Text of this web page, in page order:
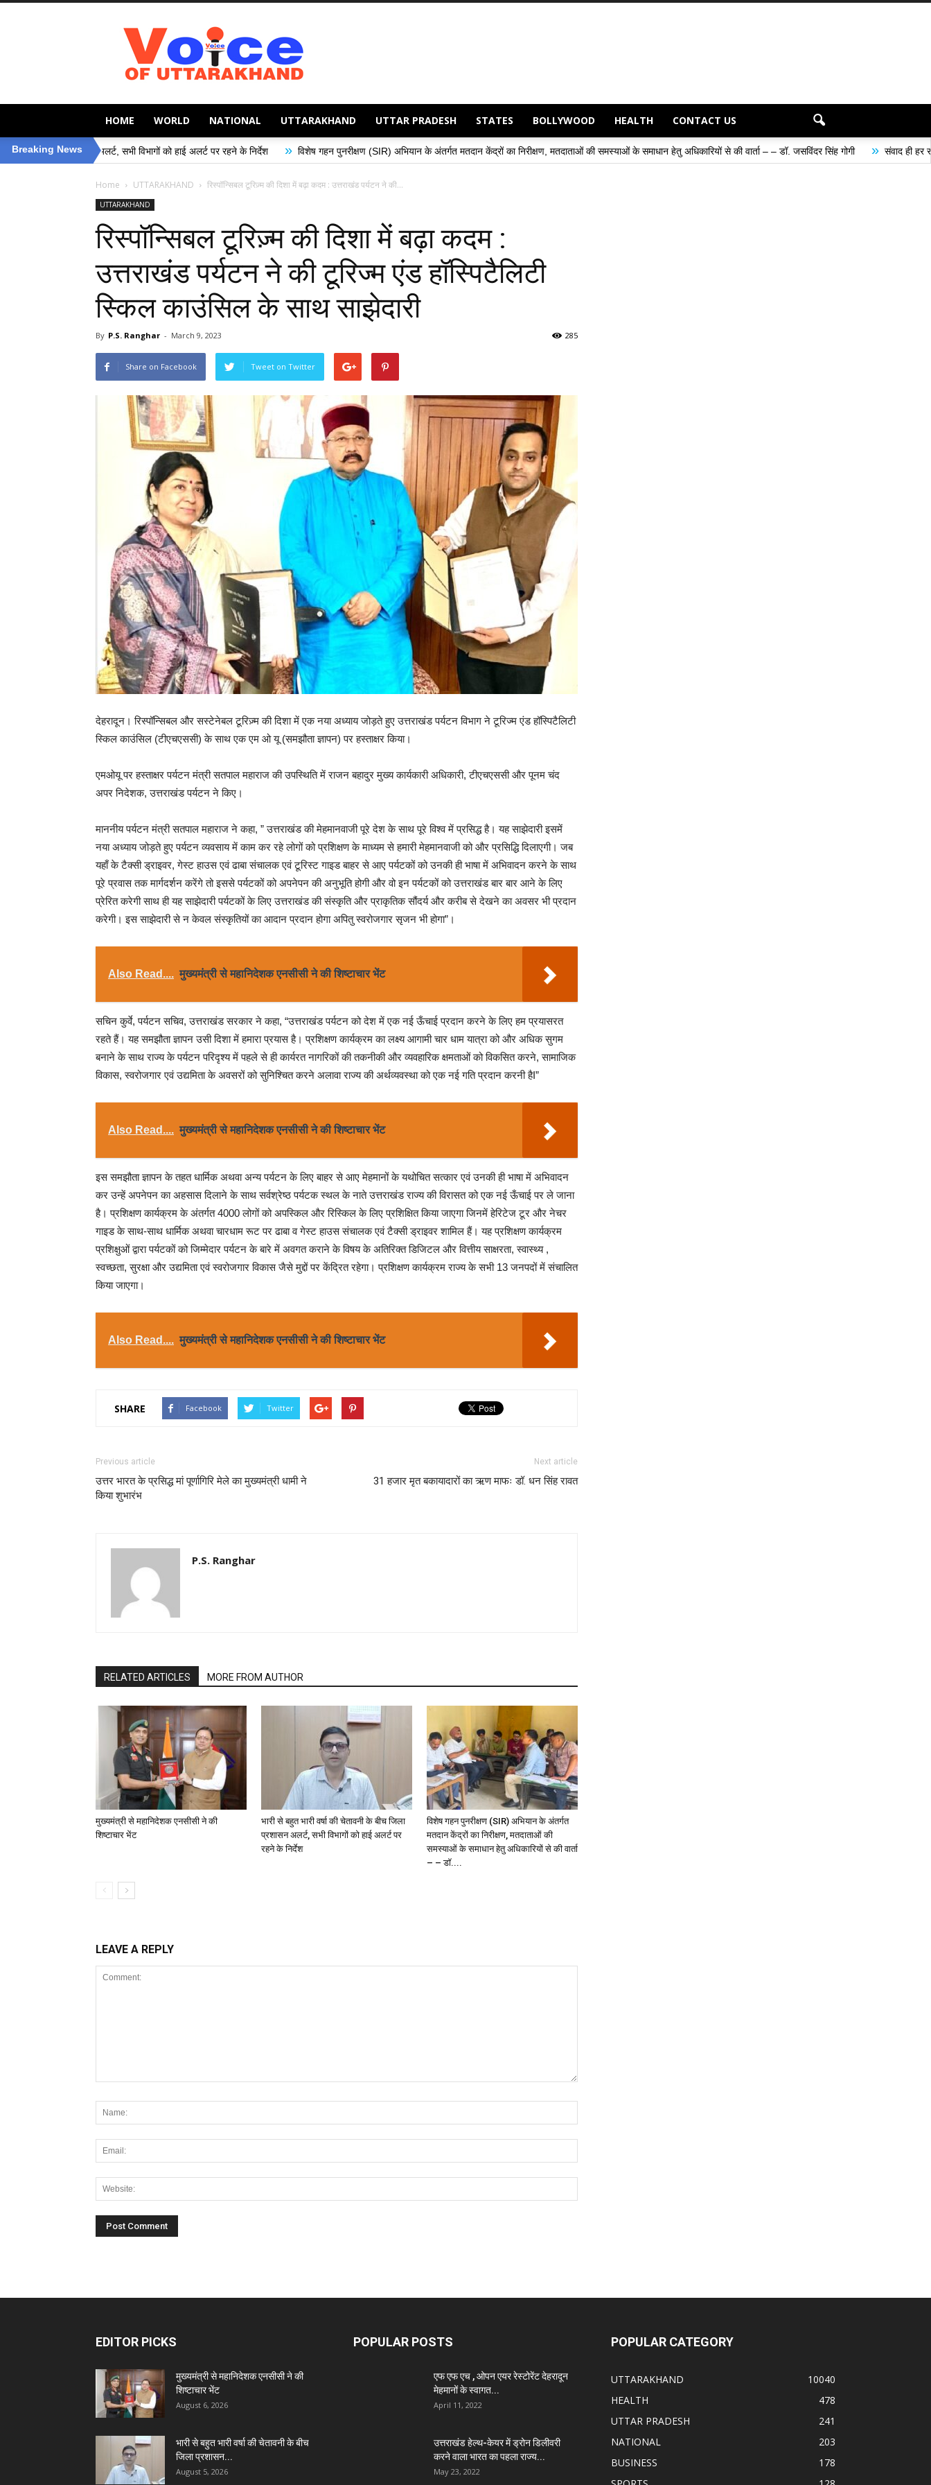
Voice
of
Uttarakhand
HOME WORLD NATIONAL UTTARAKHAND UTTAR PRADESH STATES BOLLYWOOD HEALTH CONTACT US
Breaking News
अलर्ट, सभी विभागों को हाई अलर्ट पर रहने के निर्देश » विशेष गहन पुनरीक्षण (SIR) अभियान के अंतर्गत मतदान केंद्रों का निरीक्षण, मतदाताओं की समस्याओं के समाधान हेतु अधिकारियों से की वार्ता – – डॉ. जसविंदर सिंह गोगी » संवाद ही हर समस्या के समाधान का
Home UTTARAKHAND रिस्पॉन्सिबल टूरिज़्म की दिशा में बढ़ा कदम : उत्तराखंड पर्यटन ने की...
UTTARAKHAND
रिस्पॉन्सिबल टूरिज़्म की दिशा में बढ़ा कदम :
उत्तराखंड पर्यटन ने की टूरिज्म एंड हॉस्पिटैलिटी
स्किल काउंसिल के साथ साझेदारी
By P.S. Ranghar - March 9, 2023 285
Share on Facebook Tweet on Twitter
देहरादून। रिस्पॉन्सिबल और सस्टेनेबल टूरिज़्म की दिशा में एक नया अध्याय जोड़ते हुए उत्तराखंड पर्यटन विभाग ने टूरिज्म एंड हॉस्पिटैलिटी
स्किल काउंसिल (टीएचएससी) के साथ एक एम ओ यू (समझौता ज्ञापन) पर हस्ताक्षर किया।
एमओयू पर हस्ताक्षर पर्यटन मंत्री सतपाल महाराज की उपस्थिति में राजन बहादुर मुख्य कार्यकारी अधिकारी, टीएचएससी और पूनम चंद
अपर निदेशक, उत्तराखंड पर्यटन ने किए।
माननीय पर्यटन मंत्री सतपाल महाराज ने कहा, ” उत्तराखंड की मेहमानवाजी पूरे देश के साथ पूरे विश्व में प्रसिद्ध है। यह साझेदारी इसमें
नया अध्याय जोड़ते हुए पर्यटन व्यवसाय में काम कर रहे लोगों को प्रशिक्षण के माध्यम से हमारी मेहमानवाजी को और प्रसिद्धि दिलाएगी। जब
यहाँ के टैक्सी ड्राइवर, गेस्ट हाउस एवं ढाबा संचालक एवं टूरिस्ट गाइड बाहर से आए पर्यटकों को उनकी ही भाषा में अभिवादन करने के साथ
पूरे प्रवास तक मार्गदर्शन करेंगे तो इससे पर्यटकों को अपनेपन की अनुभूति होगी और वो इन पर्यटकों को उत्तराखंड बार बार आने के लिए
प्रेरित करेगी साथ ही यह साझेदारी पर्यटकों के लिए उत्तराखंड की संस्कृति और प्राकृतिक सौंदर्य और करीब से देखने का अवसर भी प्रदान
करेगी। इस साझेदारी से न केवल संस्कृतियों का आदान प्रदान होगा अपितु स्वरोजगार सृजन भी होगा”।
Also Read.... मुख्यमंत्री से महानिदेशक एनसीसी ने की शिष्टाचार भेंट
सचिन कुर्वे, पर्यटन सचिव, उत्तराखंड सरकार ने कहा, “उत्तराखंड पर्यटन को देश में एक नई ऊँचाई प्रदान करने के लिए हम प्रयासरत
रहते हैं। यह समझौता ज्ञापन उसी दिशा में हमारा प्रयास है। प्रशिक्षण कार्यक्रम का लक्ष्य आगामी चार धाम यात्रा को और अधिक सुगम
बनाने के साथ राज्य के पर्यटन परिदृश्य में पहले से ही कार्यरत नागरिकों की तकनीकी और व्यवहारिक क्षमताओं को विकसित करने, सामाजिक
विकास, स्वरोजगार एवं उद्यमिता के अवसरों को सुनिश्चित करने अलावा राज्य की अर्थव्यवस्था को एक नई गति प्रदान करनी हैI”
Also Read.... मुख्यमंत्री से महानिदेशक एनसीसी ने की शिष्टाचार भेंट
इस समझौता ज्ञापन के तहत धार्मिक अथवा अन्य पर्यटन के लिए बाहर से आए मेहमानों के यथोचित सत्कार एवं उनकी ही भाषा में अभिवादन
कर उन्हें अपनेपन का अहसास दिलाने के साथ सर्वश्रेष्ठ पर्यटक स्थल के नाते उत्तराखंड राज्य की विरासत को एक नई ऊँचाई पर ले जाना
है। प्रशिक्षण कार्यक्रम के अंतर्गत 4000 लोगों को अपस्किल और रिस्किल के लिए प्रशिक्षित किया जाएगा जिनमें हेरिटेज टूर और नेचर
गाइड के साथ-साथ धार्मिक अथवा चारधाम रूट पर ढाबा व गेस्ट हाउस संचालक एवं टैक्सी ड्राइवर शामिल हैं। यह प्रशिक्षण कार्यक्रम
प्रशिक्षुओं द्वारा पर्यटकों को जिम्मेदार पर्यटन के बारे में अवगत कराने के विषय के अतिरिक्त डिजिटल और वित्तीय साक्षरता, स्वास्थ्य ,
स्वच्छता, सुरक्षा और उद्यमिता एवं स्वरोजगार विकास जैसे मुद्दों पर केंद्रित रहेगा। प्रशिक्षण कार्यक्रम राज्य के सभी 13 जनपदों में संचालित
किया जाएगा।
Also Read.... मुख्यमंत्री से महानिदेशक एनसीसी ने की शिष्टाचार भेंट
SHARE Facebook Twitter
Previous article
उत्तर भारत के प्रसिद्ध मां पूर्णागिरि मेले का मुख्यमंत्री धामी ने
किया शुभारंभ
Next article
31 हजार मृत बकायादारों का ऋण माफः डॉ. धन सिंह रावत
P.S. Ranghar
RELATED ARTICLES MORE FROM AUTHOR
मुख्यमंत्री से महानिदेशक एनसीसी ने की
शिष्टाचार भेंट
भारी से बहुत भारी वर्षा की चेतावनी के बीच जिला
प्रशासन अलर्ट, सभी विभागों को हाई अलर्ट पर
रहने के निर्देश
विशेष गहन पुनरीक्षण (SIR) अभियान के अंतर्गत
मतदान केंद्रों का निरीक्षण, मतदाताओं की
समस्याओं के समाधान हेतु अधिकारियों से की वार्ता
– – डॉ....
LEAVE A REPLY
EDITOR PICKS
मुख्यमंत्री से महानिदेशक एनसीसी ने की
शिष्टाचार भेंट
August 6, 2026
भारी से बहुत भारी वर्षा की चेतावनी के बीच
जिला प्रशासन...
August 5, 2026
POPULAR POSTS
एफ एफ एच , ओपन एयर रेस्टोरेंट देहरादून
मेहमानों के स्वागत...
April 11, 2022
उत्तराखंड हेल्थ-केयर में ड्रोन डिलीवरी
करने वाला भारत का पहला राज्य...
May 23, 2022
POPULAR CATEGORY
UTTARAKHAND
10040
HEALTH
478
UTTAR PRADESH
241
NATIONAL
203
BUSINESS
178